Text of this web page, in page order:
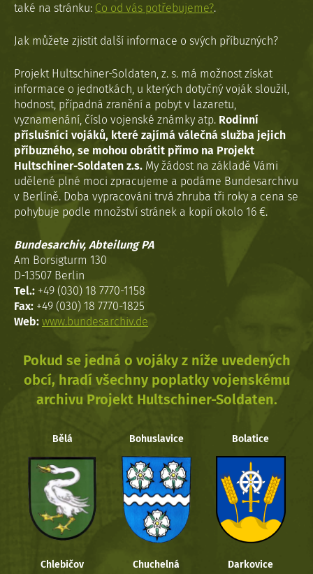
také na stránku: Co od vás potřebujeme?.
Jak můžete zjistit další informace o svých příbuzných?
Projekt Hultschiner-Soldaten, z. s. má možnost získat
informace o jednotkách, u kterých dotyčný voják sloužil,
hodnost, případná zranění a pobyt v lazaretu,
vyznamenání, číslo vojenské známky atp. Rodinní
příslušníci vojáků, které zajímá válečná služba jejich
příbuzného, se mohou obrátit přímo na Projekt
Hultschiner-Soldaten z.s. My žádost na základě Vámi
udělené plné moci zpracujeme a podáme Bundesarchivu
v Berlíně. Doba vypracováni trvá zhruba tři roky a cena se
pohybuje podle množství stránek a kopií okolo 16 €.
Bundesarchiv, Abteilung PA
Am Borsigturm 130
D-13507 Berlin
Tel.: +49 (030) 18 7770-1158
Fax: +49 (030) 18 7770-1825
Web: www.bundesarchiv.de
Pokud se jedná o vojáky z níže uvedených
obcí, hradí všechny poplatky vojenskému
archivu Projekt Hultschiner-Soldaten.
Bělá Bohuslavice Bolatice
Chlebičov Chuchelná Darkovice